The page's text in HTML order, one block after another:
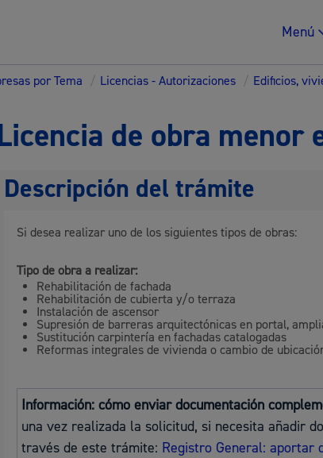
Menú
por Tema / Licencias - Autorizaciones / Edificios,
de obra menor
Descripción del trámite
Si desea realizar uno de los siguientes tipos de obras:
Tipo de obra a realizar:
Rehabilitación de fachada
Rehabilitación de cubierta y/o terraza
Instalación de ascensor
Supresión de barreras arquitectónicas en portal,
Sustitución carpintería en fachadas catalogadas
Reformas integrales de vivienda o cambio de
Información: cómo enviar documentación
una vez realizada la solicitud, si necesita añadir
través de este trámite: Registro General: aportar